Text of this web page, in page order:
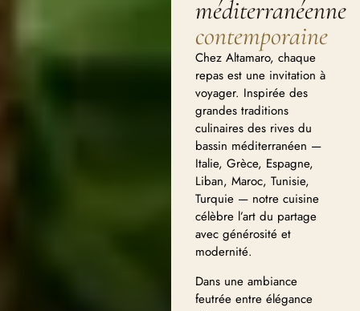
méditerranéenne
contemporaine
Chez Altamaro, chaque
repas est une invitation à
voyager. Inspirée des
grandes traditions
culinaires des rives du
bassin méditerranéen —
Italie, Grèce, Espagne,
Liban, Maroc, Tunisie,
Turquie — notre cuisine
célèbre l’art du partage
avec générosité et
modernité.
Dans une ambiance
feutrée entre élégance